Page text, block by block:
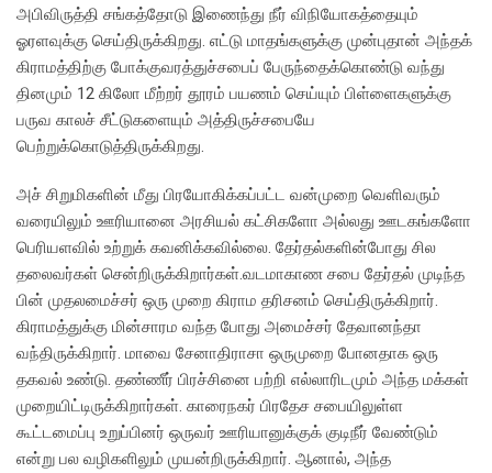
அபிவிருத்தி சங்கத்தோடு இணைந்து நீர் விநியோகத்தையும்
ஓரளவுக்கு செய்திருக்கிறது. எட்டு மாதங்களுக்கு முன்புதான் அந்தக்
கிராமத்திற்கு போக்குவரத்துச்சபைப் பேருந்தைக்கொண்டு வந்து
தினமும் 12 கிலோ மீற்றர் தூரம் பயணம் செய்யும் பிள்ளைகளுக்கு
பருவ காலச் சீட்டுகளையும் அத்திருச்சபையே
பெற்றுக்கொடுத்திருக்கிறது.
அச் சிறுமிகளின் மீது பிரயோகிக்கப்பட்ட வன்முறை வெளிவரும்
வரையிலும் ஊரியானை அரசியல் கட்சிகளோ அல்லது ஊடகங்களோ
பெரியளவில் உற்றுக் கவனிக்கவில்லை. தேர்தல்களின்போது சில
தலைவர்கள் சென்றிருக்கிறார்கள்.வடமாகாண சபை தேர்தல் முடிந்த
பின் முதலமைச்சர் ஒரு முறை கிராம தரிசனம் செய்திருக்கிறார்.
கிராமத்துக்கு மின்சாரம வந்த போது அமைச்சர் தேவானந்தா
வந்திருக்கிறார். மாவை சேனாதிராசா ஒருமுறை போனதாக ஒரு
தகவல் உண்டு. தண்ணீர் பிரச்சினை பற்றி எல்லாரிடமும் அந்த மக்கள்
முறையிட்டிருக்கிறார்கள். காரைநகர் பிரதேச சபையிலுள்ள
கூட்டமைப்பு உறுப்பினர் ஒருவர் ஊரியானுக்குக் குடிநீர் வேண்டும்
என்று பல வழிகளிலும் முயன்றிருக்கிறார். ஆனால், அந்த